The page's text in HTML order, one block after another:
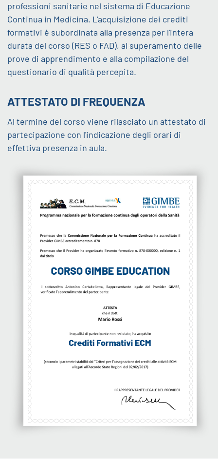
professioni sanitarie nel sistema di Educazione
Continua in Medicina. L'acquisizione dei crediti
formativi è subordinata alla presenza per l'intera
durata del corso (RES o FAD), al superamento delle
prove di apprendimento e alla compilazione del
questionario di qualità percepita.
ATTESTATO DI FREQUENZA
Al termine del corso viene rilasciato un attestato di
partecipazione con l'indicazione degli orari di
effettiva presenza in aula.